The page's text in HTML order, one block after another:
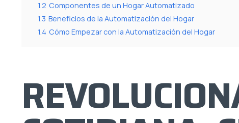
1.2 Componentes de un Hogar Automatizado
1.3 Beneficios de la Automatización del Hogar
1.4 Cómo Empezar con la Automatización del Hogar